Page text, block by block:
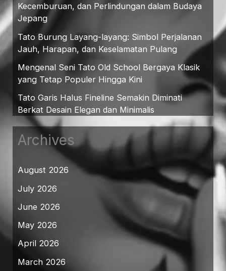
Kecemburuan, dan Perlindungan dalam Budaya
Jepang
Tato Burung Layang-layang: Simbol Perjalanan
Jauh, Harapan, dan Keselamatan Pulang
Mengenal Seni Tato Old School Bergaya Klasik
yang Tetap Populer Hingga Kini
Tato Garis Halus Fineline Semakin Diminati
Berkat Desain Elegan dan Minimalis
Archives
August 2026
July 2026
June 2026
May 2026
April 2026
March 2026